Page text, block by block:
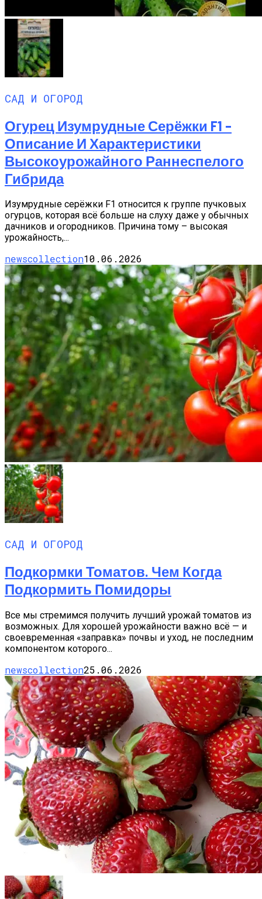
САД И ОГОРОД
Огурец Изумрудные Серёжки F1 –
Описание И Характеристики
Высокоурожайного Раннеспелого
Гибрида
Изумрудные серёжки F1 относится к группе пучковых
огурцов, которая всё больше на слуху даже у обычных
дачников и огородников. Причина тому – высокая
урожайность,...
newscollection10.06.2026
САД И ОГОРОД
Подкормки Томатов. Чем Когда
Подкормить Помидоры
Все мы стремимся получить лучший урожай томатов из
возможных. Для хорошей урожайности важно всё — и
своевременная «заправка» почвы и уход, не последним
компонентом которого...
newscollection25.06.2026